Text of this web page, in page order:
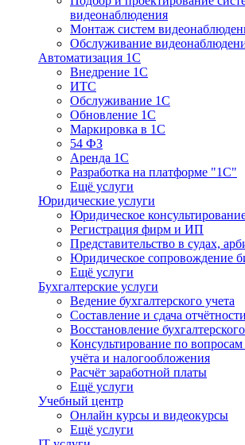
видеонаблюдения
Монтаж систем
Обслуживание
Автоматизация 1С
Внедрение 1С
ИТС
Обслуживание 1С
Обновление 1С
Маркировка в 1С
54 ФЗ
Аренда 1С
Разработка на платформе "1С"
Ещё услуги
Юридические услуги
Юридическое
Регистрация фирм и ИП
Представительство в судах,
Юридическое сопровождение
Ещё услуги
Бухгалтерские услуги
Ведение бухгалтерского учета
Составление и сдача отчётности
Восстановление
Консультирование по вопросам
учёта и налогообложения
Расчёт заработной платы
Ещё услуги
Учебный центр
Онлайн курсы и видеокурсы
Ещё услуги